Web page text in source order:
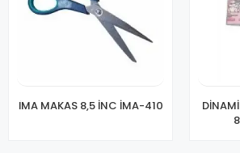
İMA MAKAS 8,5 İNC İMA-410